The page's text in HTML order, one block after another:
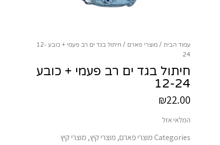
עמוד הבית מוצרי פארם
חיתול בגד ים רב פעמי + כובע 12-
24
חיתול בגד ים רב פעמי + כובע
12-24
₪22.00
המלאי אזל
Categories מוצרי פארם, מוצרי קיץ, מוצרי קיץ